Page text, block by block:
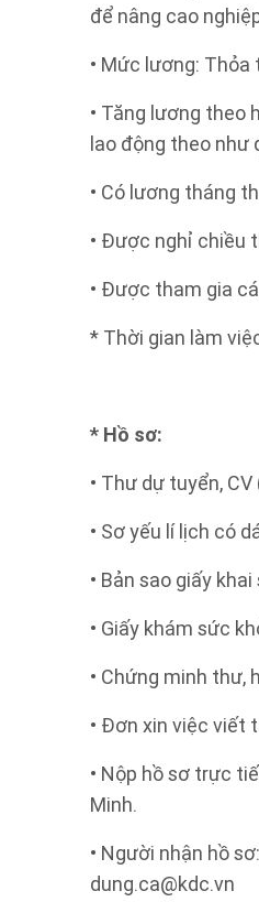
để nâng cao
• Mức lương: Thỏa
• Tăng lương theo
lao động theo như
• Có lương tháng
• Được nghỉ chiều
• Được tham gia
* Thời gian làm
* Hồ sơ:
• Thư dự tuyển,
• Sơ yếu lí lịch có
• Bản sao giấy
• Giấy khám sức
• Chứng minh thư,
• Đơn xin việc viết
• Nộp hồ sơ trực
Minh.
• Người nhận hồ
dung.ca@kdc.vn